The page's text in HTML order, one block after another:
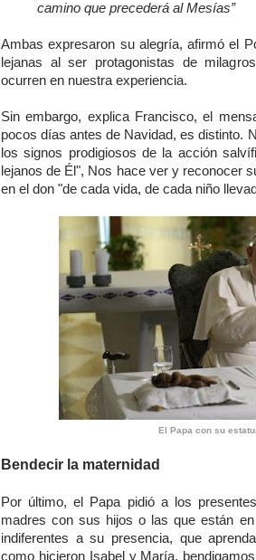
camino que precederá al Mesías”
Ambas expresaron su alegría, afirmó el
lejanas al ser protagonistas de
ocurren en nuestra experiencia.
Sin embargo, explica Francisco, el
pocos días antes de Navidad, es distinto.
los signos prodigiosos de la acción
lejanos de Él", Nos hace ver y reconocer
en el don "de cada vida, de cada niño
El Papa con su
Bendecir la maternidad
Por último, el Papa pidió a los
madres con sus hijos o las que están
indiferentes a su presencia, que
como hicieron Isabel y María,